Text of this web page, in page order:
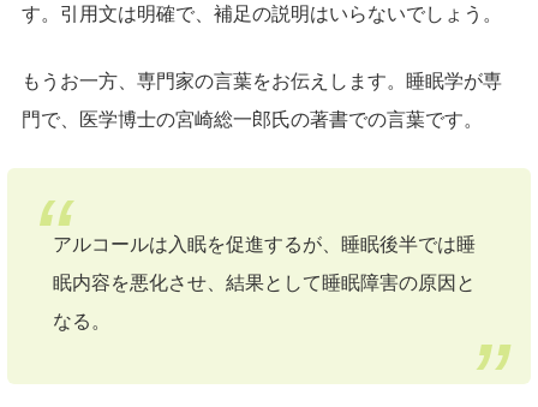
す。引用文は明確で、補足の説明はいらないでしょう。
もうお一方、専門家の言葉をお伝えします。睡眠学が専
門で、医学博士の宮崎総一郎氏の著書での言葉です。
アルコールは入眠を促進するが、睡眠後半では睡
眠内容を悪化させ、結果として睡眠障害の原因と
なる。